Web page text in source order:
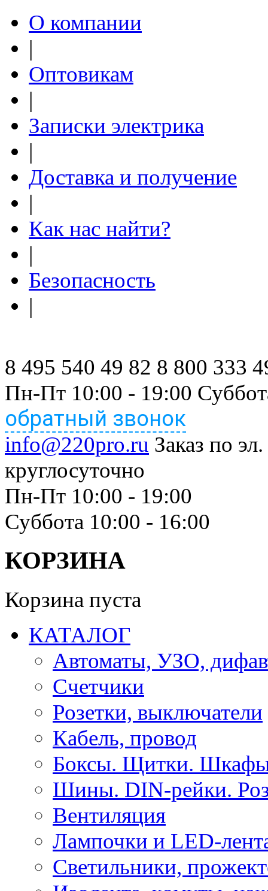
О компании
|
Оптовикам
|
Записки электрика
|
Доставка и получение
|
Как нас найти?
|
Безопасность
|
8 495 540 49 82 8 800 333
Пн-Пт 10:00 - 19:00
обратный звонок
info@220pro.ru Заказ по
круглосуточно
Пн-Пт 10:00 - 19:00
Суббота 10:00 - 16:00
КОРЗИНА
Корзина пуста
КАТАЛОГ
Автоматы, УЗО,
Счетчики
Розетки, выключатели
Кабель, провод
Боксы. Щитки.
Шины. DIN-рейки.
Вентиляция
Лампочки и LED-
Светильники,